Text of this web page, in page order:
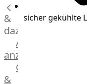
Burger
Buns
&
Hot
Dog
Brötchen
Desserts
&
dazu
Alle
anzeigen
Gewürze
&
sicher gekühlte